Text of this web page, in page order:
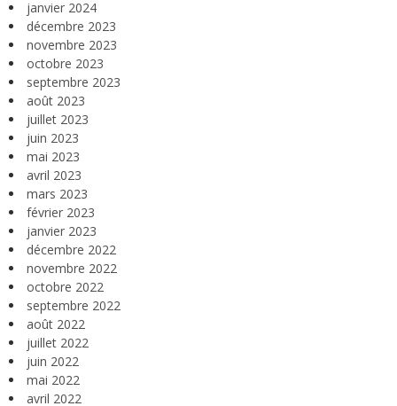
janvier 2024
décembre 2023
novembre 2023
octobre 2023
septembre 2023
août 2023
juillet 2023
juin 2023
mai 2023
avril 2023
mars 2023
février 2023
janvier 2023
décembre 2022
novembre 2022
octobre 2022
septembre 2022
août 2022
juillet 2022
juin 2022
mai 2022
avril 2022